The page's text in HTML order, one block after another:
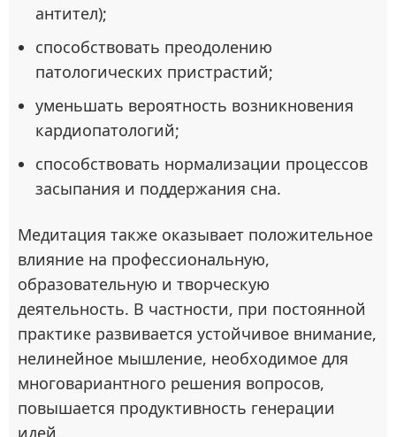
антител);
способствовать преодолению
патологических пристрастий;
уменьшать вероятность возникновения
кардиопатологий;
способствовать нормализации процессов
засыпания и поддержания сна.
Медитация также оказывает положительное
влияние на профессиональную,
образовательную и творческую
деятельность. В частности, при постоянной
практике развивается устойчивое внимание,
нелинейное мышление, необходимое для
многовариантного решения вопросов,
повышается продуктивность генерации
идей.